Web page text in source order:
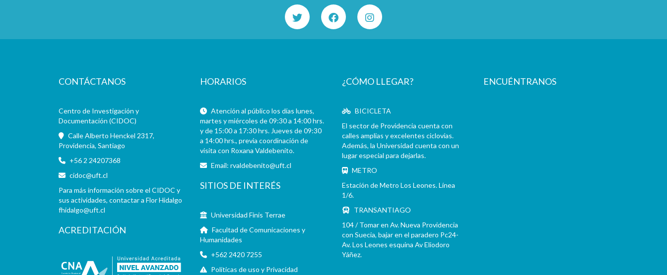
CONTÁCTANOS
Centro de Investigación y
Documentación (CIDOC)
Calle Alberto Henckel 2317,
Providencia, Santiago
+56 2 24207368
cidoc@uft.cl
Para más información sobre el CIDOC y
sus actividades, contactar a Flor Hidalgo
fhidalgo@uft.cl
ACREDITACIÓN
HORARIOS
Atención al público los días lunes,
martes y miércoles de 09:30 a 14:00 hrs.
y de 15:00 a 17:30 hrs. Jueves de 09:30
a 14:00 hrs., previa coordinación de
visita con Roxana Valdebenito.
Email:rvaldebenito@uft.cl
SITIOS DE INTERÉS
Universidad Finis Terrae
Facultad de Comunicaciones y
Humanidades
+562 2420 7255
Políticas de uso y Privacidad
¿CÓMO LLEGAR?
BICICLETA
El sector de Providencia cuenta con
calles amplias y excelentes ciclovías.
Además, la Universidad cuenta con un
lugar especial para dejarlas.
METRO
Estación de Metro Los Leones. Línea
1/6.
TRANSANTIAGO
104 / Tomar en Av. Nueva Providencia
con Suecia, bajar en el paradero Pc24-
Av. Los Leones esquina Av Eliodoro
Yáñez.
ENCUÉNTRANOS